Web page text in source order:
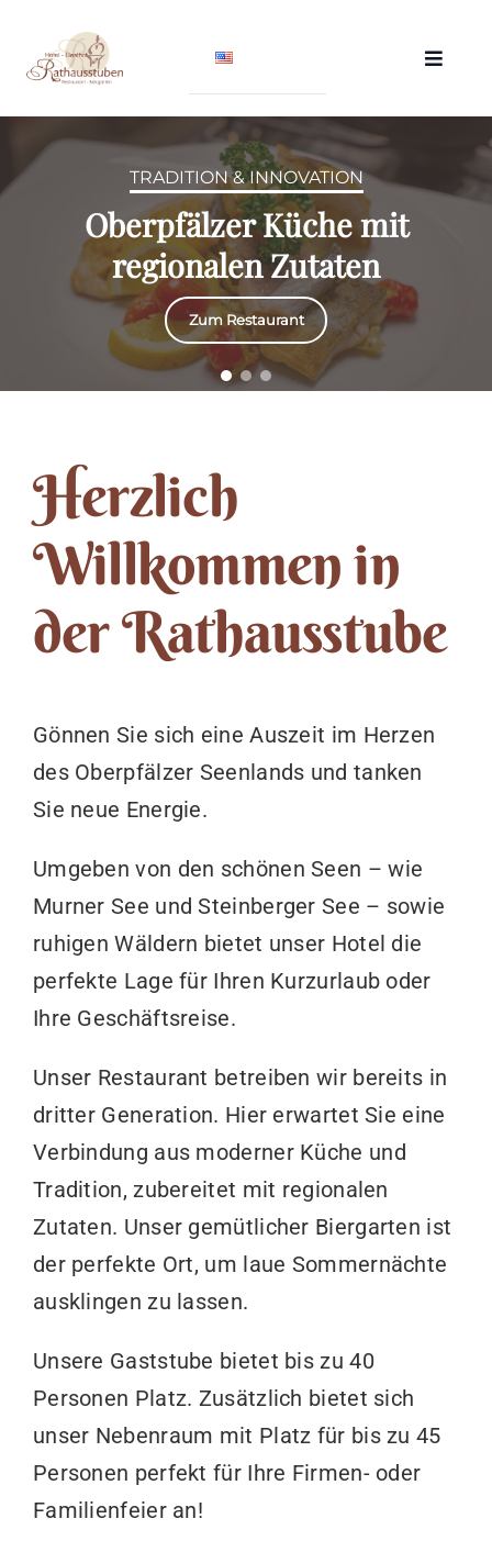
Inhalt
springen
Toggle
Rathausstube
Restaurant & Biergarten
Hotel & Gasthof
Galerie
Buchen
TRADITION & INNOVATION
Oberpfälzer Küche mit
regionalen Zutaten
Zum Restaurant
Herzlich
Willkommen in
der Rathausstube
Gönnen Sie sich eine Auszeit im Herzen
des Oberpfälzer Seenlands und tanken
Sie neue Energie.
Umgeben von den schönen Seen – wie
Murner See und Steinberger See – sowie
ruhigen Wäldern bietet unser Hotel die
perfekte Lage für Ihren Kurzurlaub oder
Ihre Geschäftsreise.
Unser Restaurant betreiben wir bereits in
dritter Generation. Hier erwartet Sie eine
Verbindung aus moderner Küche und
Tradition, zubereitet mit regionalen
Zutaten. Unser gemütlicher Biergarten ist
der perfekte Ort, um laue Sommernächte
ausklingen zu lassen.
Unsere Gaststube bietet bis zu 40
Personen Platz. Zusätzlich bietet sich
unser Nebenraum mit Platz für bis zu 45
Personen perfekt für Ihre Firmen- oder
Familienfeier an!